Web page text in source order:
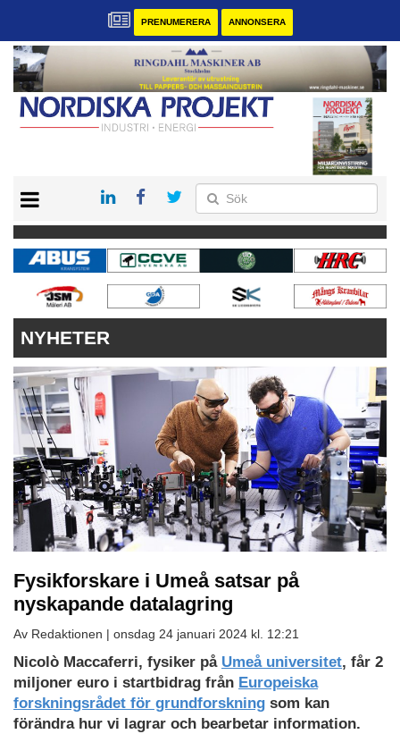
PRENUMERERA ANNONSERA
KONTAKT
VÅRA ANDRA MAGASIN
PRENUMERERA
ANNONSERA
NYHETER
Fysikforskare i Umeå satsar på
nyskapande datalagring
Av Redaktionen | onsdag 24 januari 2024 kl. 12:21
Ladda
ned
som
PDF
Nicolò Maccaferri, fysiker på Umeå universitet, får 2
miljoner euro i startbidrag från Europeiska
forskningsrådet för grundforskning som kan
förändra hur vi lagrar och bearbetar information.